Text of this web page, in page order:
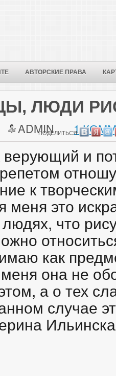
АВТОРСКИЕ ПРАВА
ЛЮДИ
ADMIN 1
ПОДЕЛИТЬСЯ:
и
к
меня это
людях, что
как
она не
а о тех
случае